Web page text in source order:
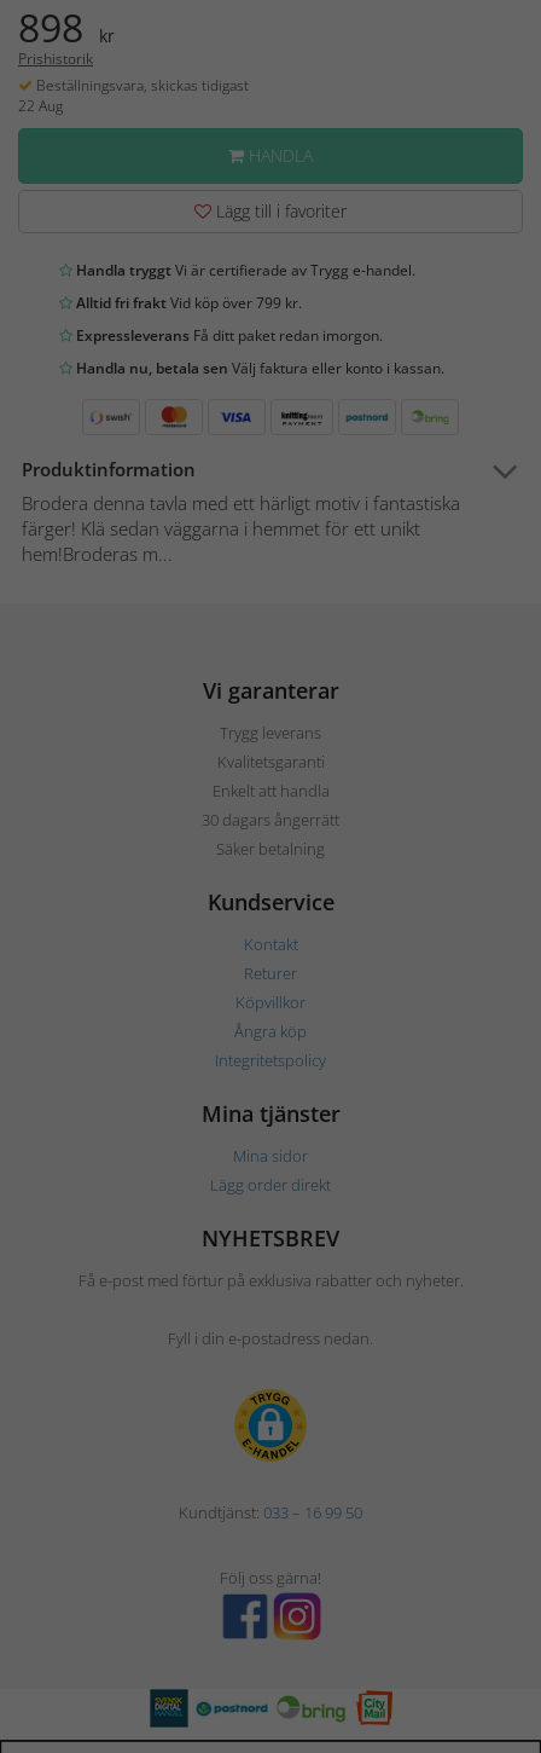
898 kr
Prishistorik
Beställningsvara, skickas tidigast
22 Aug
HANDLA
Lägg till i favoriter
Handla tryggtVi är certifierade av Trygg e-handel.
Alltid fri fraktVid köp över 799 kr.
Expressleverans Få ditt paket redan imorgon.
Handla nu, betala sen Välj faktura eller konto i kassan.
Produktinformation
Brodera denna tavla med ett härligt motiv i fantastiska
färger! Klä sedan väggarna i hemmet för ett unikt
hem!Broderas m...
Vi garanterar
Trygg leverans
Kvalitetsgaranti
Enkelt att handla
30 dagars ångerrätt
Säker betalning
Kundservice
Kontakt
Returer
Köpvillkor
Ångra köp
Integritetspolicy
Mina tjänster
Mina sidor
Lägg order direkt
NYHETSBREV
Få e-post med förtur på exklusiva rabatter och nyheter.
Fyll i din e-postadress nedan.
Kundtjänst: 033 – 16 99 50
Följ oss gärna!